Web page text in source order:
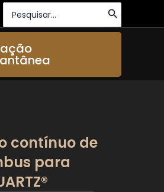
Procurar:
contínuo de
para